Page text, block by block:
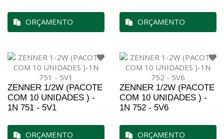
ORÇAMENTO ORÇAMENTO
ZENNER 1/2W (PACOTE
COM 10 UNIDADES ) -
1N 751 - 5V1
ORÇAMENTO
ZENNER 1/2W (PACOTE
COM 10 UNIDADES ) -
1N 752 - 5V6
ORÇAMENTO